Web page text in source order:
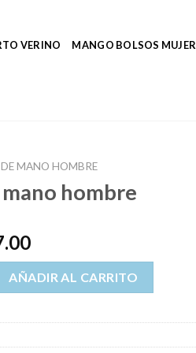
VERINO MANGO BOLSOS MUJER
MANO HOMBRE
hombre
cantidad
AÑADIR AL CARRITO